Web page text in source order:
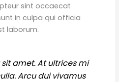
sint occaecat
in culpa qui officia
laborum.
amet. At ultrices mi
Arcu dui vivamus